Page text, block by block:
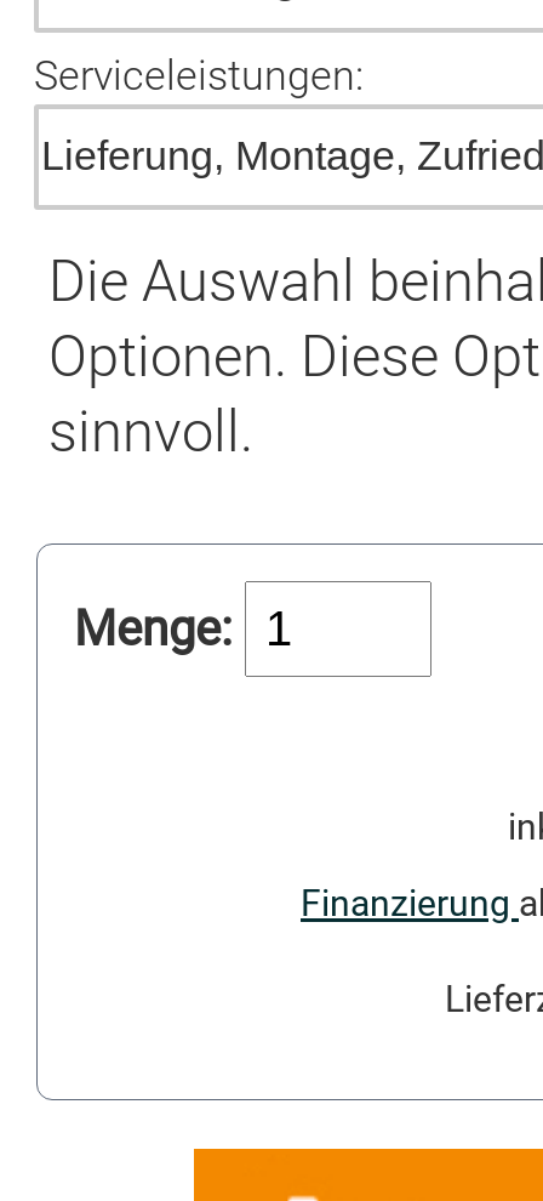
Serviceleistungen:
Die Auswahl
Optionen. Diese
sinnvoll.
Menge:
Finanzierung